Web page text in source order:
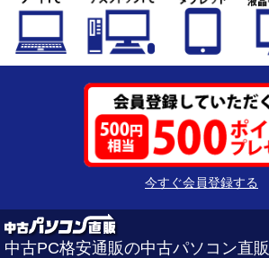
今すぐ会員登録する
中古PC格安通販の中古パソコン直販